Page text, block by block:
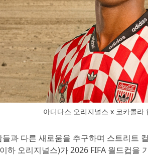
아디다스 오리지널스 x 코카콜라
들과 다른 새로움을 추구하며 스트리트
하 오리지널스)가 2026 FIFA 월드컵을